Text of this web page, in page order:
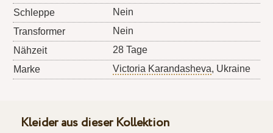
Schleppe
Nein
Transformer
Nein
Nähzeit
28 Tage
Marke
Victoria Karandasheva, Ukraine
Kleider aus dieser Kollektion